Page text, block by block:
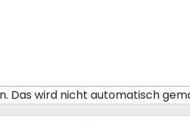
Das wird nicht automatisch